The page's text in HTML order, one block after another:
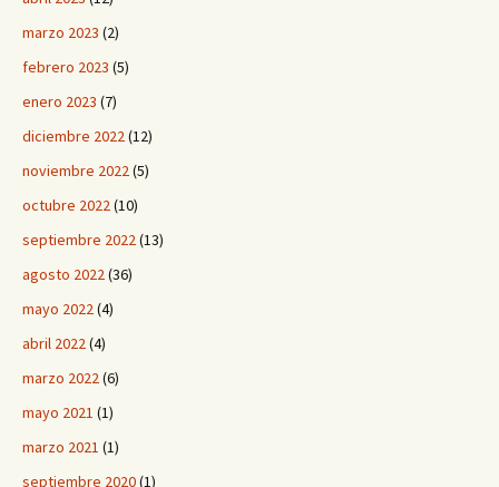
marzo 2023 (2)
febrero 2023 (5)
enero 2023 (7)
diciembre 2022(12)
noviembre 2022(5)
octubre 2022(10)
septiembre 2022(13)
agosto 2022(36)
mayo 2022(4)
abril 2022(4)
marzo 2022(6)
mayo 2021 (1)
marzo 2021 (1)
septiembre 2020(1)